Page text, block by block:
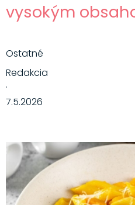
vysokým
Ostatné
Redakcia
·
7.5.2026